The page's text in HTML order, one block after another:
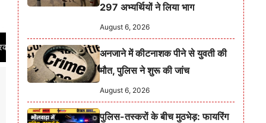
का RNI नं. RAJHIN/2021/86001 | निष्पक्ष, निर्भीक और विश्वसनीय
297 अभ्यर्थियों ने लिया भाग
August 6, 2026
अनजाने में कीटनाशक पीने से युवती की
मौत, पुलिस ने शुरू की जांच
August 6, 2026
पुलिस-तस्करों के बीच मुठभेड़: फायरिंग